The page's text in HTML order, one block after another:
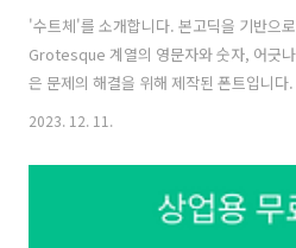
'수트체'를 소개합니다. 본고딕을 기반으
Grotesque 계열의 영문자와 숫자, 어긋
은 문제의 해결을 위해 제작된 폰트입니
케이션을 줄여주는 UI에 최적화된 폰트입
자유롭게 사용할 수 있습니다. 또한 향후
가능성이 없습니다. 한글 Typeface는 본
다운로드 (Download) 윈도우(Windows)
2023. 12. 11.